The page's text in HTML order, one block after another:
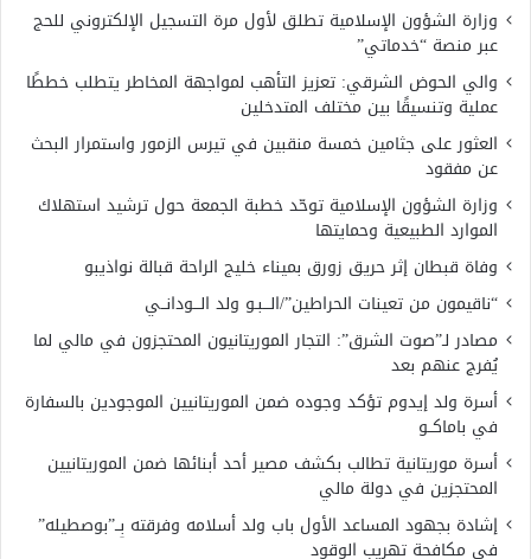
وزارة الشؤون الإسلامية تطلق لأول مرة التسجيل الإلكتروني للحج
عبر منصة “خدماتي”
والي الحوض الشرقي: تعزيز التأهب لمواجهة المخاطر يتطلب خططًا
عملية وتنسيقًا بين مختلف المتدخلين
العثور على جثامين خمسة منقبين في تيرس الزمور واستمرار البحث
عن مفقود
وزارة الشؤون الإسلامية توحّد خطبة الجمعة حول ترشيد استهلاك
الموارد الطبيعية وحمايتها
وفاة قبطان إثر حريق زورق بميناء خليج الراحة قبالة نواذيبو
“ناقيمون من تعينات الحراطين”/الـــبـو ولد الـــودانــي
مصادر لـ”صوت الشرق”: التجار الموريتانيون المحتجزون في مالي لما
يُفرج عنهم بعد
أسرة ولد إيدوم تؤكد وجوده ضمن الموريتانيين الموجودين بالسفارة
في باماكــو
أسرة موريتانية تطالب بكشف مصير أحد أبنائها ضمن الموريتانيين
المحتجزين في دولة مالي
إشادة بجهود المساعد الأول باب ولد أسلامه وفرقته بِــ”بوصطيله”
في مكافحة تهريب الوقود